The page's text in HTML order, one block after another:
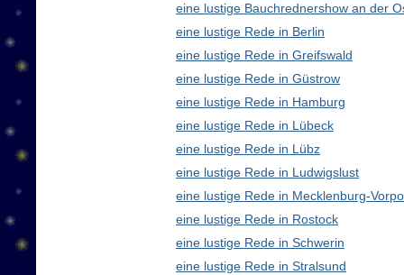
eine lustige Bauchrednershow an der
eine lustige Rede in Berlin
eine lustige Rede in Greifswald
eine lustige Rede in Güstrow
eine lustige Rede in Hamburg
eine lustige Rede in Lübeck
eine lustige Rede in Lübz
eine lustige Rede in Ludwigslust
eine lustige Rede in Mecklenburg-
eine lustige Rede in Rostock
eine lustige Rede in Schwerin
eine lustige Rede in Stralsund